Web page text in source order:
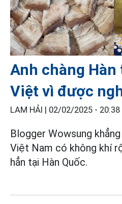
Anh chàng
Việt vì được
LAM HẢI | 02/02/2025 - 20:38
Blogger Wowsung
Việt Nam có không khí
hẳn tại Hàn Quốc.